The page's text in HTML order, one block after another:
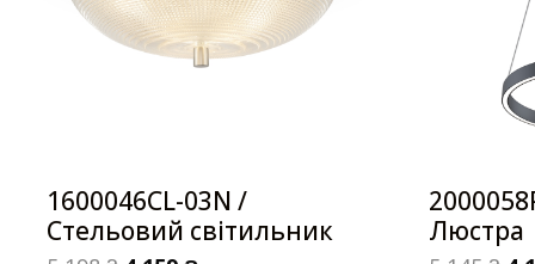
1600046CL-03N /
Стельовий світильник
Люстра